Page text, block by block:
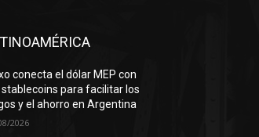
conecta el dólar MEP con
stablecoins para facilitar los
y el ahorro en Argentina
2026